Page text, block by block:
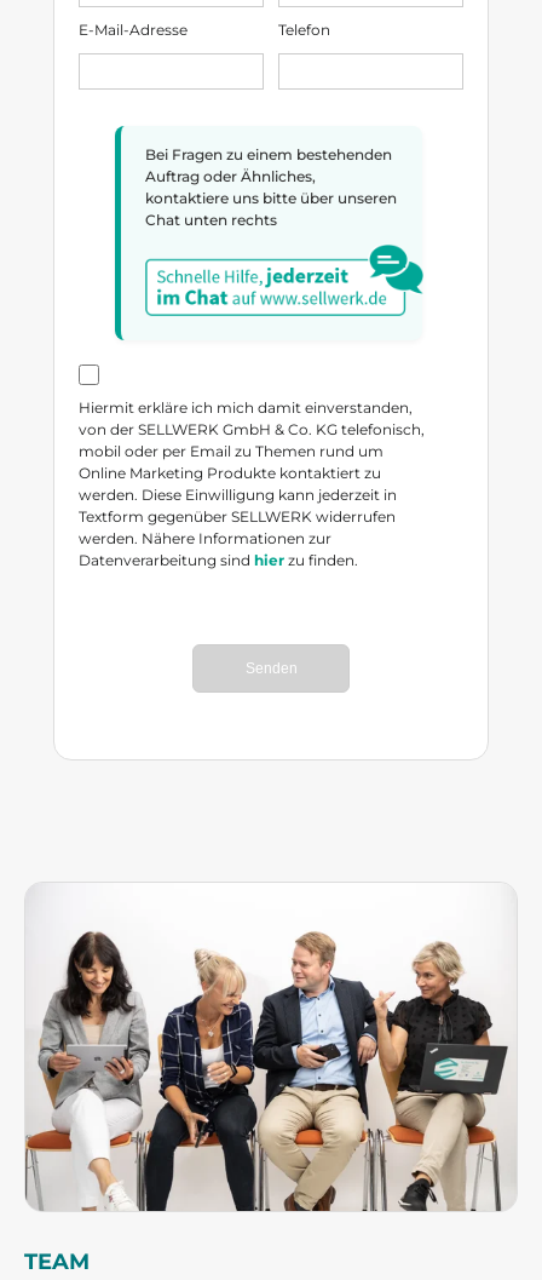
E-Mail-Adresse Telefon
Bei Fragen zu einem bestehenden
Auftrag oder Ähnliches,
kontaktiere uns bitte über unseren
Chat unten rechts
Hiermit erkläre ich mich damit einverstanden,
von der SELLWERK GmbH & Co. KG telefonisch,
mobil oder per Email zu Themen rund um
Online Marketing Produkte kontaktiert zu
werden. Diese Einwilligung kann jederzeit in
Textform gegenüber SELLWERK widerrufen
werden. Nähere Informationen zur
Datenverarbeitung sind hier zu finden.
TEAM